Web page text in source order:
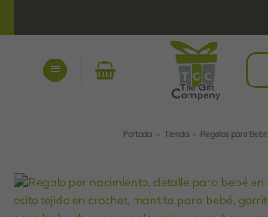
Portada Tienda Regalos para Bebé